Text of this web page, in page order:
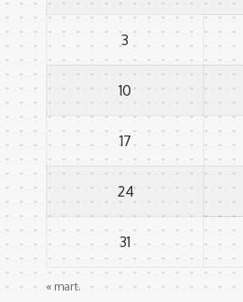
3
10
17
24
31
« mart.